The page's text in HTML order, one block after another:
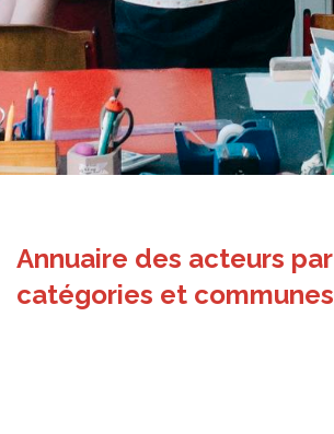
Annuaire des acteurs par
catégories et communes